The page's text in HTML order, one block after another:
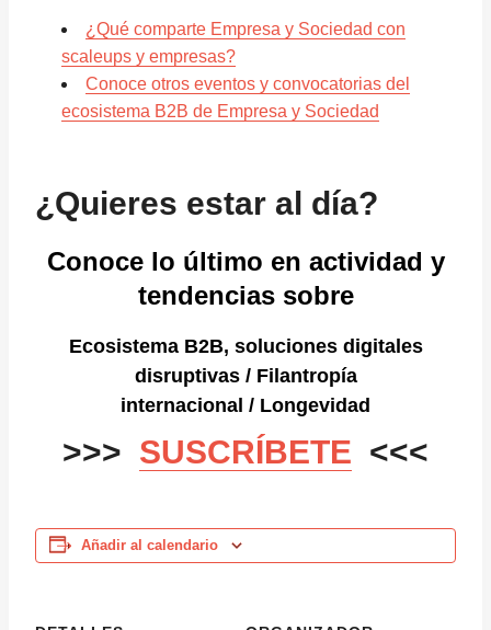
¿Qué comparte Empresa y Sociedad con
scaleups y empresas?
Conoce otros eventos y convocatorias del
ecosistema B2B de Empresa y Sociedad
¿Quieres estar al día?
Conoce lo último en actividad y
tendencias sobre
Ecosistema B2B, soluciones digitales
disruptivas / Filantropía
internacional / Longevidad
>>> SUSCRÍBETE <<<
Añadir al calendario